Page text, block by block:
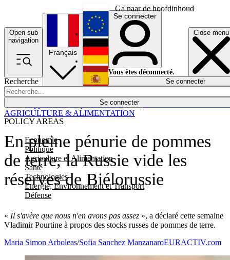
Ga naar de hoofdinhoud
Open sub
navigation
Close menu
Recherche
Se connecter
POLICY AREAS
Economie
Politique
Agriculture et Alimentation
Santé
Technologies
Energie, Environnement et Transport
Défense
Économie
Français
English
Deutsch
Español
Se connecter
Vous êtes déconnecté.
Se connecter
En pleine pénurie de pommes
de terre, la Russie vide les
réserves de Biélorussie
« Il s'avère que nous n'en avons pas assez », a déclaré cette semaine
Vladimir Pourtine à propos des stocks russes de pommes de terre.
AGRICULTURE & ALIMENTATION
Maria Simon Arboleas/Sofia Sanchez ManzanaroEURACTIV.com